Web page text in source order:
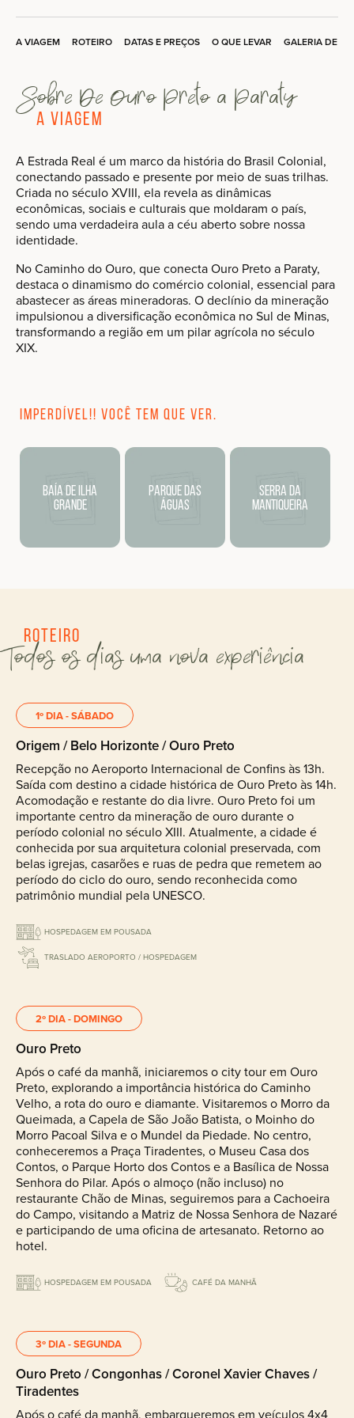
A VIAGEM ROTEIRO DATAS E PREÇOS O QUE LEVAR GALERIA DE
Sobre De Ouro Preto a Paraty
A Viagem
A Estrada Real é um marco da história do Brasil Colonial,
conectando passado e presente por meio de suas trilhas.
Criada no século XVIII, ela revela as dinâmicas
econômicas, sociais e culturais que moldaram o país,
sendo uma verdadeira aula a céu aberto sobre nossa
identidade.
No Caminho do Ouro, que conecta Ouro Preto a Paraty,
destaca o dinamismo do comércio colonial, essencial para
abastecer as áreas mineradoras. O declínio da mineração
impulsionou a diversificação econômica no Sul de Minas,
transformando a região em um pilar agrícola no século
XIX.
Imperdível!! Você tem que ver.
Baía de Ilha
Grande
Parque das
Águas
Serra da
Mantiqueira
Roteiro
Todos os dias uma nova experiência
1º DIA - SÁBADO
Origem / Belo Horizonte / Ouro Preto
Recepção no Aeroporto Internacional de Confins às 13h.
Saída com destino a cidade histórica de Ouro Preto às 14h.
Acomodação e restante do dia livre. Ouro Preto foi um
importante centro da mineração de ouro durante o
período colonial no século XIII. Atualmente, a cidade é
conhecida por sua arquitetura colonial preservada, com
belas igrejas, casarões e ruas de pedra que remetem ao
período do ciclo do ouro, sendo reconhecida como
patrimônio mundial pela UNESCO.
HOSPEDAGEM EM POUSADA
TRASLADO AEROPORTO / HOSPEDAGEM
2º DIA - DOMINGO
Ouro Preto
Após o café da manhã, iniciaremos o city tour em Ouro
Preto, explorando a importância histórica do Caminho
Velho, a rota do ouro e diamante. Visitaremos o Morro da
Queimada, a Capela de São João Batista, o Moinho do
Morro Pacoal Silva e o Mundel da Piedade. No centro,
conheceremos a Praça Tiradentes, o Museu Casa dos
Contos, o Parque Horto dos Contos e a Basílica de Nossa
Senhora do Pilar. Após o almoço (não incluso) no
restaurante Chão de Minas, seguiremos para a Cachoeira
do Campo, visitando a Matriz de Nossa Senhora de Nazaré
e participando de uma oficina de artesanato. Retorno ao
hotel.
HOSPEDAGEM EM POUSADA CAFÉ DA MANHÃ
3º DIA - SEGUNDA
Ouro Preto / Congonhas / Coronel Xavier Chaves /
Tiradentes